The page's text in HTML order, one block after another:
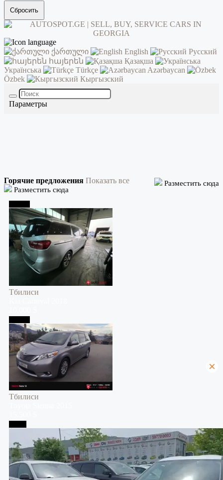
Сбросить
ქართული English
Русский
հայերեն
Қазақша
Українська
Türkçe
Azərbaycan
Özbek
Кыргызский
Параметры
Горячие предложения Показать все
Разместить сюда
Разместить сюда
Тбилиси
Тбилиси